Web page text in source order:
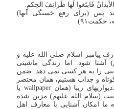
پس (برای رفع خستگی آنها)
حکمت۹۱)
پیامبر اسلام صلی الله علیه و
آشنا شود. اما زندگی ماشینی
دینی را به هر کسی نمی دهد. ضمن
و جذاب هستیم، همان مختصر
و مفید. ایده‌ی استفاده از کاغذدیواریهای زیبا (همان wallpaper یا
(سلام الله علیهم) مزین شده
ما امکان آشنایی با معارف اهل